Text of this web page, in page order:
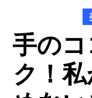
手の
ク！